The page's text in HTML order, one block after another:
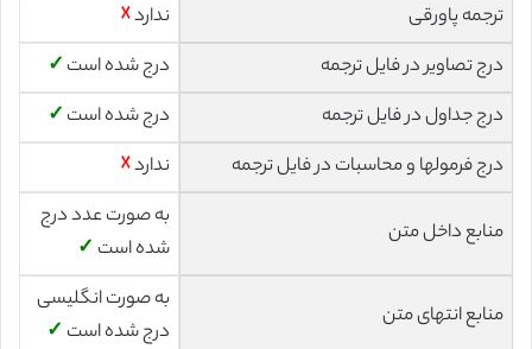
ترجمه پاورقی
ندارد☓
درج تصاویر در فایل ترجمه
درج شده است ✓
درج جداول در فایل ترجمه
درج شده است ✓
درج فرمولها و محاسبات در فایل ترجمه
ندارد☓
منابع داخل متن
به صورت عدد درج
شده است ✓
منابع انتهای متن
به صورت انگلیسی
درج شده است ✓